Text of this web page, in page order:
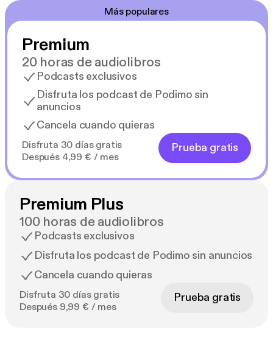
Más populares
Premium
20 horas de audiolibros
Podcasts exclusivos
Disfruta los podcast de Podimo sin
anuncios
Cancela cuando quieras
Disfruta 30 días gratis
Después 4,99 € / mes
Prueba gratis
Premium Plus
100 horas de audiolibros
Podcasts exclusivos
Disfruta los podcast de Podimo sin anuncios
Cancela cuando quieras
Disfruta 30 días gratis
Después 9,99 € / mes
Prueba gratis